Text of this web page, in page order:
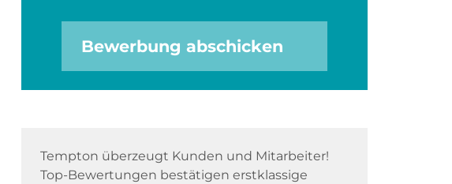
Bewerbung abschicken
Tempton überzeugt Kunden und Mitarbeiter!
Top-Bewertungen bestätigen erstklassige